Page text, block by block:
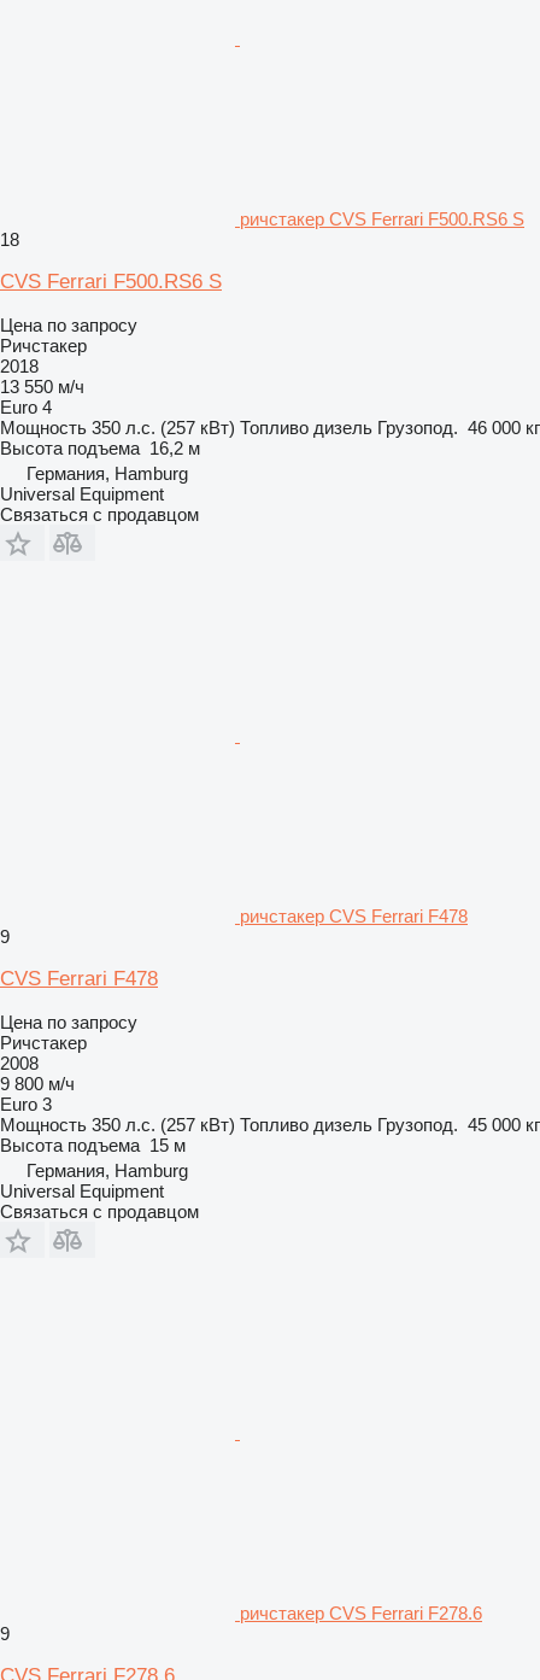
ричстакер CVS Ferrari F500.RS6 S
18
CVS Ferrari F500.RS6 S
Цена по запросу
Ричстакер
2018
13 550 м/ч
Euro 4
Мощность 350 л.с. (257 кВт) Топливо дизель Грузопод. 46 000 кг
Высота подъема 16,2 м
Германия, Hamburg
Universal Equipment
Связаться с продавцом
ричстакер CVS Ferrari F478
9
CVS Ferrari F478
Цена по запросу
Ричстакер
2008
9 800 м/ч
Euro 3
Мощность 350 л.с. (257 кВт) Топливо дизель Грузопод. 45 000 кг
Высота подъема 15 м
Германия, Hamburg
Universal Equipment
Связаться с продавцом
ричстакер CVS Ferrari F278.6
9